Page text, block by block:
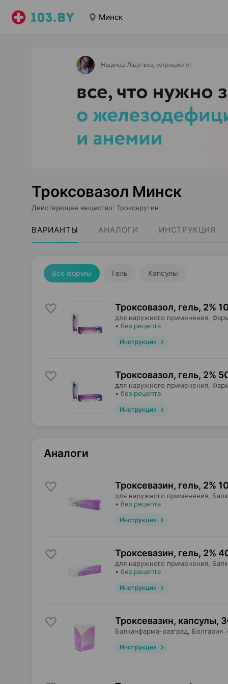
Минск
Троксовазол Минск
Действующее вещество: Троксерутин
ВАРИАНТЫ АНАЛОГИ ИНСТРУКЦИЯ
Все формы Гель Капсулы
Троксовазол, гель, 2%
для наружного применения,
• без рецепта
Инструкция
Троксовазол, гель, 2%
для наружного применения,
• без рецепта
Инструкция
Аналоги
Троксевазин, гель, 2%
для наружного применения,
• без рецепта
Инструкция
Троксевазин, гель, 2%
для наружного применения,
• без рецепта
Инструкция
Троксевазин, капсулы,
Балканфарма-разград , Болгария
Инструкция